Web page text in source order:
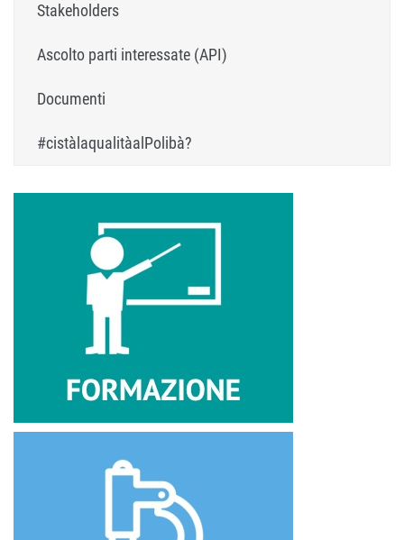
Stakeholders
Ascolto parti interessate (API)
Documenti
#cistàlaqualitàalPolibà?